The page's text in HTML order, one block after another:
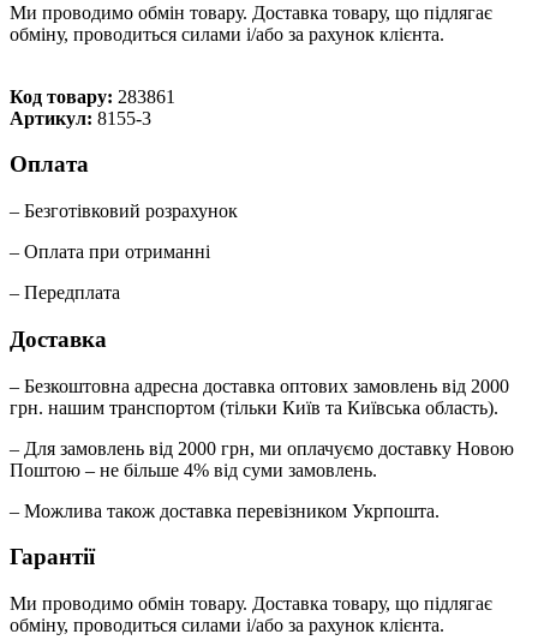
Ми проводимо обмін товару. Доставка товару, що підлягає
обміну, проводиться силами і/або за рахунок клієнта.
Код товару: 283861
Артикул: 8155-3
Оплата
– Безготівковий розрахунок
– Оплата при отриманні
– Передплата
Доставка
– Безкоштовна адресна доставка оптових замовлень від 2000
грн. нашим транспортом (тільки Київ та Київська область).
– Для замовлень від 2000 грн, ми оплачуємо доставку Новою
Поштою – не більше 4% від суми замовлень.
– Можлива також доставка перевізником Укрпошта.
Гарантії
Ми проводимо обмін товару. Доставка товару, що підлягає
обміну, проводиться силами і/або за рахунок клієнта.